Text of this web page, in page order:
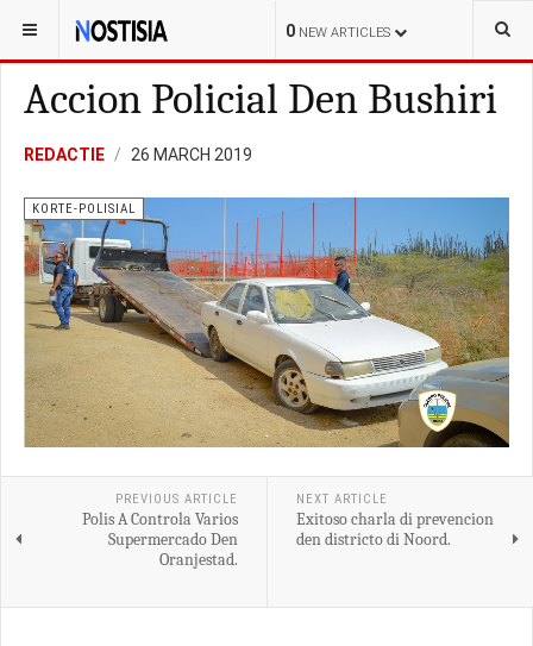
0 NEW ARTICLES
YOU ARE HERE: ARUBA KORTE-POLISIAL
Accion Policial Den Bushiri
REDACTIE 26 MARCH 2019
KORTE-POLISIAL
PREVIOUS ARTICLE
Polis A Controla Varios
Supermercado Den
Oranjestad.
NEXT ARTICLE
Exitoso charla di prevencion
den districto di Noord.